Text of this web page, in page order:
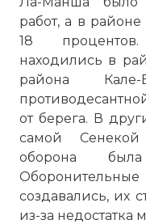
работ, а в
18
находились в
района
от берега. В
самой Сенекой
оборона
создавались, их
из-за недостатка